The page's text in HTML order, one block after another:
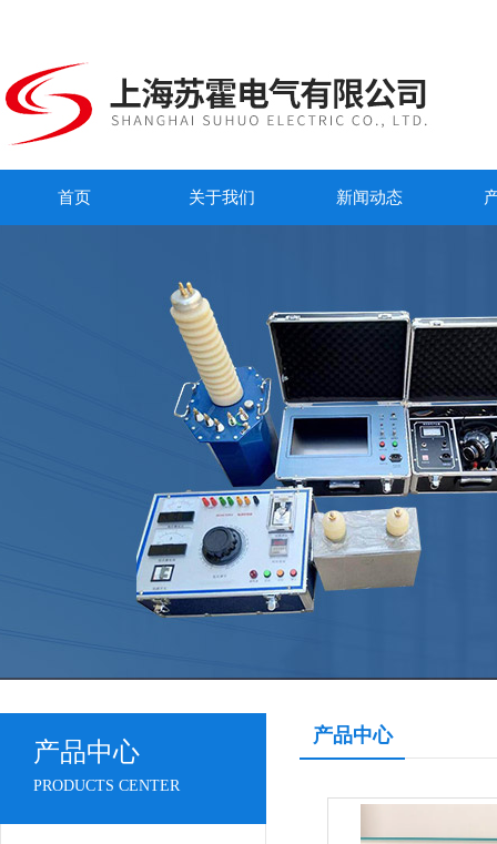
首页 关于我们 新闻动态
产品中心
PRODUCTS CENTER
产品中心